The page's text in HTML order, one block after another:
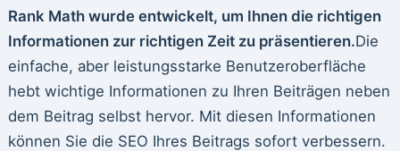
Rank Math wurde entwickelt, um Ihnen die richtigen
Informationen zur richtigen Zeit zu präsentieren.Die
einfache, aber leistungsstarke Benutzeroberfläche
hebt wichtige Informationen zu Ihren Beiträgen neben
dem Beitrag selbst hervor. Mit diesen Informationen
können Sie die SEO Ihres Beitrags sofort verbessern.